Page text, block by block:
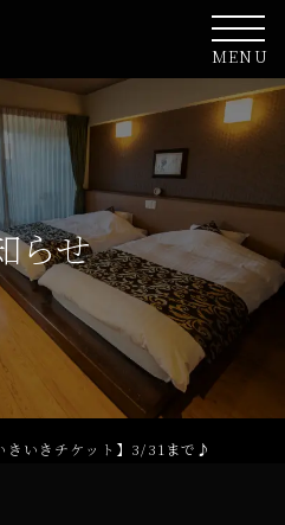
MENU
らせ
きいきチケット】3/31まで♪